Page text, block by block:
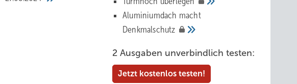
Aluminiumdach macht
Denkmalschutz
2 Ausgaben unverbindlich testen:
Jetzt kostenlos testen!